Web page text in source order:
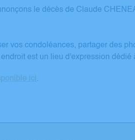
le décès de Claude
vos condoléances, partager des
est un lieu d'expression
ici .